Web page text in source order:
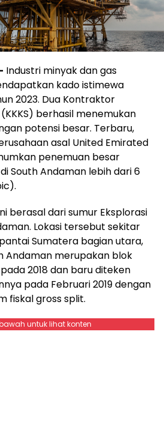
Industri minyak dan gas
kado istimewa
2023. Dua Kontraktor
berhasil menemukan
potensi besar. Terbaru,
asal United Emirated
penemuan besar
South Andaman lebih dari 6
berasal dari sumur Eksplorasi
Lokasi tersebut sekitar
Sumatera bagian utara,
Andaman merupakan blok
2018 dan baru diteken
pada Februari 2019 dengan
fiskal gross split.
untuk lihat konten